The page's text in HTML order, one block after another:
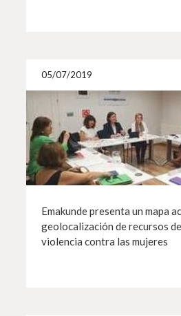
05/07/2019
Emakunde presenta un mapa
geolocalización de recursos
violencia contra las mujeres